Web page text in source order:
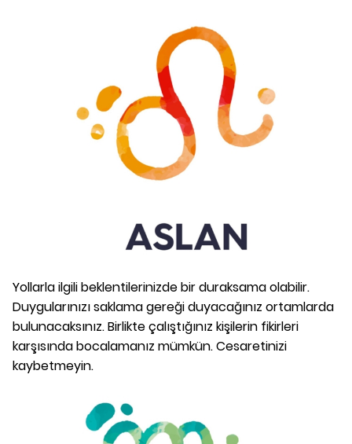
Yollarla ilgili beklentilerinizde bir duraksama olabilir.
Duygularınızı saklama gereği duyacağınız ortamlarda
bulunacaksınız. Birlikte çalıştığınız kişilerin fikirleri
karşısında bocalamanız mümkün. Cesaretinizi
kaybetmeyin.